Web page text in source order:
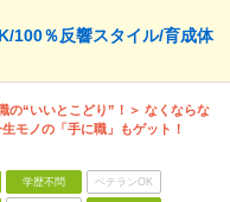
100％反響スタイル/育成体
の“いいとこどり”！＞ なくならな
モノの「手に職」もゲット！
学歴不問 ベテランOK